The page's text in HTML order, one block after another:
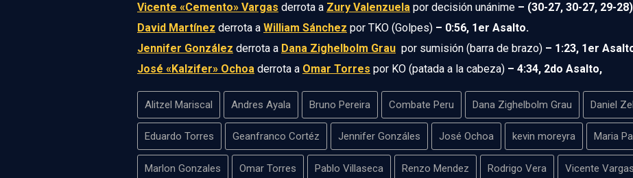
Vicente «Cemento» Vargas derrota a Zury Valenzuela por decisión unánime – (30-27, 30-27, 29-28)
David Martínez derrota a William Sánchez por TKO (Golpes) – 0:56, 1er Asalto.
Jennifer González derrota a Dana Zighelbolm Grau por sumisión (barra de brazo) – 1:23, 1er
José «Kalzifer» Ochoa derrota a Omar Torres por KO (patada a la cabeza) – 4:34, 2do Asalto,
Alitzel Mariscal Andres Ayala Bruno Pereira Combate Peru Dana Zighelbolm Grau Daniel
Eduardo Torres Geanfranco Cortéz Jennifer Gonzáles José Ochoa kevin moreyra Maria
Marlon Gonzales Omar Torres Pablo Villaseca Renzo Mendez Rodrigo Vera Vicente Vargas